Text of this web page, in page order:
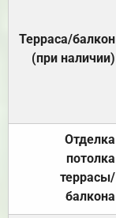
Терраса/балкон
(при наличии)
Отделка
потолка
террасы/
балкона